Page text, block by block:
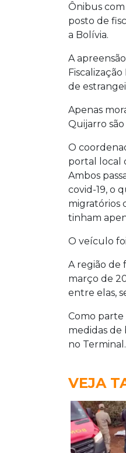
Ônibus
posto de
a Bolívia.
A
de
Apenas
Quijarro
O
portal local
Ambos
covid-19, o
migratórios
tinham
O veículo
A região de
março de
entre elas,
Como parte
medidas de
no Terminal.
VEJA